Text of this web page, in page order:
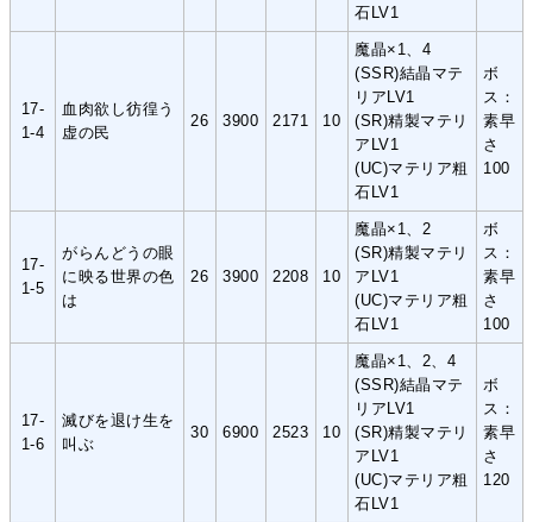
石LV1
17-
1-4
血肉欲し彷徨う
虚の民
26 3900 2171 10
魔晶×1、4
(SSR)結晶マテ
リアLV1
(SR)精製マテリ
アLV1
(UC)マテリア粗
石LV1
ボ
ス：
素早
さ
100
17-
1-5
がらんどうの眼
に映る世界の色
は
26 3900 2208 10
魔晶×1、2
(SR)精製マテリ
アLV1
(UC)マテリア粗
石LV1
ボ
ス：
素早
さ
100
17-
1-6
滅びを退け生を
叫ぶ
30 6900 2523 10
魔晶×1、2、4
(SSR)結晶マテ
リアLV1
(SR)精製マテリ
アLV1
(UC)マテリア粗
石LV1
ボ
ス：
素早
さ
120